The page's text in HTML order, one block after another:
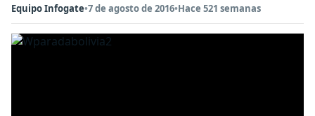
Equipo Infogate•7 de agosto de 2016•Hace 521 semanas